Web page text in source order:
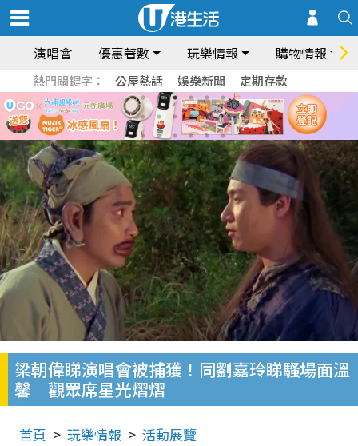
演唱會 優惠著數 玩樂情報 購物情報
熱門關鍵字： 公屋熱話 娛樂新聞 定期存款
梁朝偉睇演唱會被捕獲！同劉嘉玲睇騷場面溫
馨 觀眾席星光熠熠
首頁 玩樂情報 活動展覽